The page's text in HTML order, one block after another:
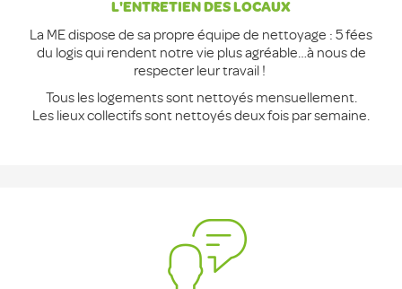
L'ENTRETIEN DES LOCAUX
La ME dispose de sa propre équipe de nettoyage : 5 fées
du logis qui rendent notre vie plus agréable…à nous de
respecter leur travail !
Tous les logements sont nettoyés mensuellement.
Les lieux collectifs sont nettoyés deux fois par semaine.